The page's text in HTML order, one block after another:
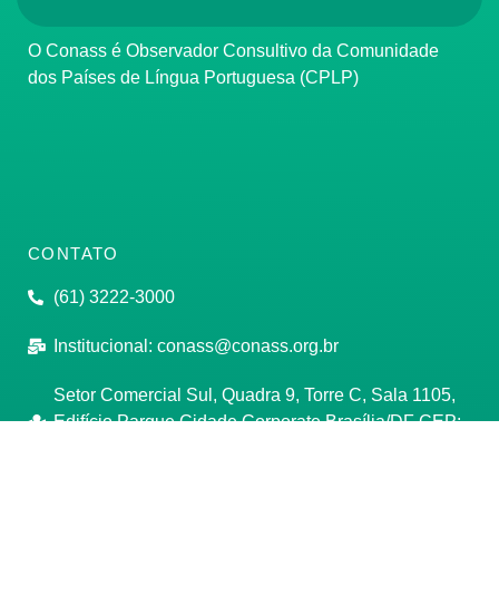
O Conass é Observador Consultivo da Comunidade
dos Países de Língua Portuguesa (CPLP)
CONTATO
(61) 3222-3000
Institucional: conass@conass.org.br
Setor Comercial Sul, Quadra 9, Torre C, Sala 1105,
Edifício Parque Cidade Corporate Brasília/DF CEP: